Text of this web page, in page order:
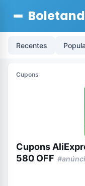
Recentes
Cupons
Cupons
580 OFF